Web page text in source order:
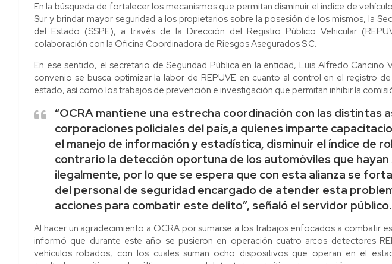
En la búsqueda de fortalecer los mecanismos que permitan disminuir el índice de
Sur y brindar mayor seguridad a los propietarios sobre la posesión de los mismos, la
del Estado (SSPE), a través de la Dirección del Registro Público Vehicular
colaboración con la Oficina Coordinadora de Riesgos Asegurados S.C.
En ese sentido, el secretario de Seguridad Pública en la entidad, Luis Alfredo Cancino
convenio se busca optimizar la labor de REPUVE en cuanto al control en el registro
estado, así como los trabajos de prevención e investigación que permitan inhibir la
“OCRA mantiene una estrecha coordinación con las distintas
corporaciones policiales del país,a quienes imparte
el manejo de información y estadística, disminuir el índice de
contrario la detección oportuna de los automóviles que
ilegalmente, por lo que se espera que con esta alianza se
del personal de seguridad encargado de atender esta
acciones para combatir este delito”, señaló el servidor público.
Al hacer un agradecimiento a OCRA por sumarse a los trabajos enfocados a combatir
informó que durante este año se pusieron en operación cuatro arcos detectores
vehículos robados, con los cuales suman ocho dispositivos que operan en el